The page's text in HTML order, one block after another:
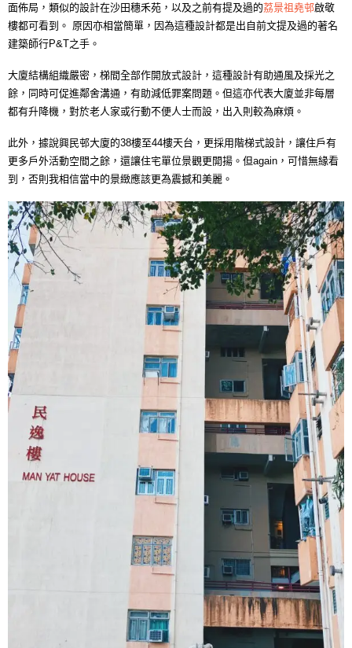
面佈局，類似的設計在沙田穗禾苑，以及之前有提及過的荔景祖堯邨啟敬
樓都可看到。 原因亦相當簡單，因為這種設計都是出自前文提及過的著名
建築師行P&T之手。
大廈結構組織嚴密，梯間全部作開放式設計，這種設計有助通風及採光之
餘，同時可促進鄰舍溝通，有助減低罪案問題。但這亦代表大廈並非每層
都有升降機，對於老人家或行動不便人士而設，出入則較為麻煩。
此外，據說興民邨大廈的38樓至44樓天台，更採用階梯式設計，讓住戶有
更多戶外活動空間之餘，還讓住宅單位景觀更開揚。但again，可惜無緣看
到，否則我相信當中的景緻應該更為震撼和美麗。